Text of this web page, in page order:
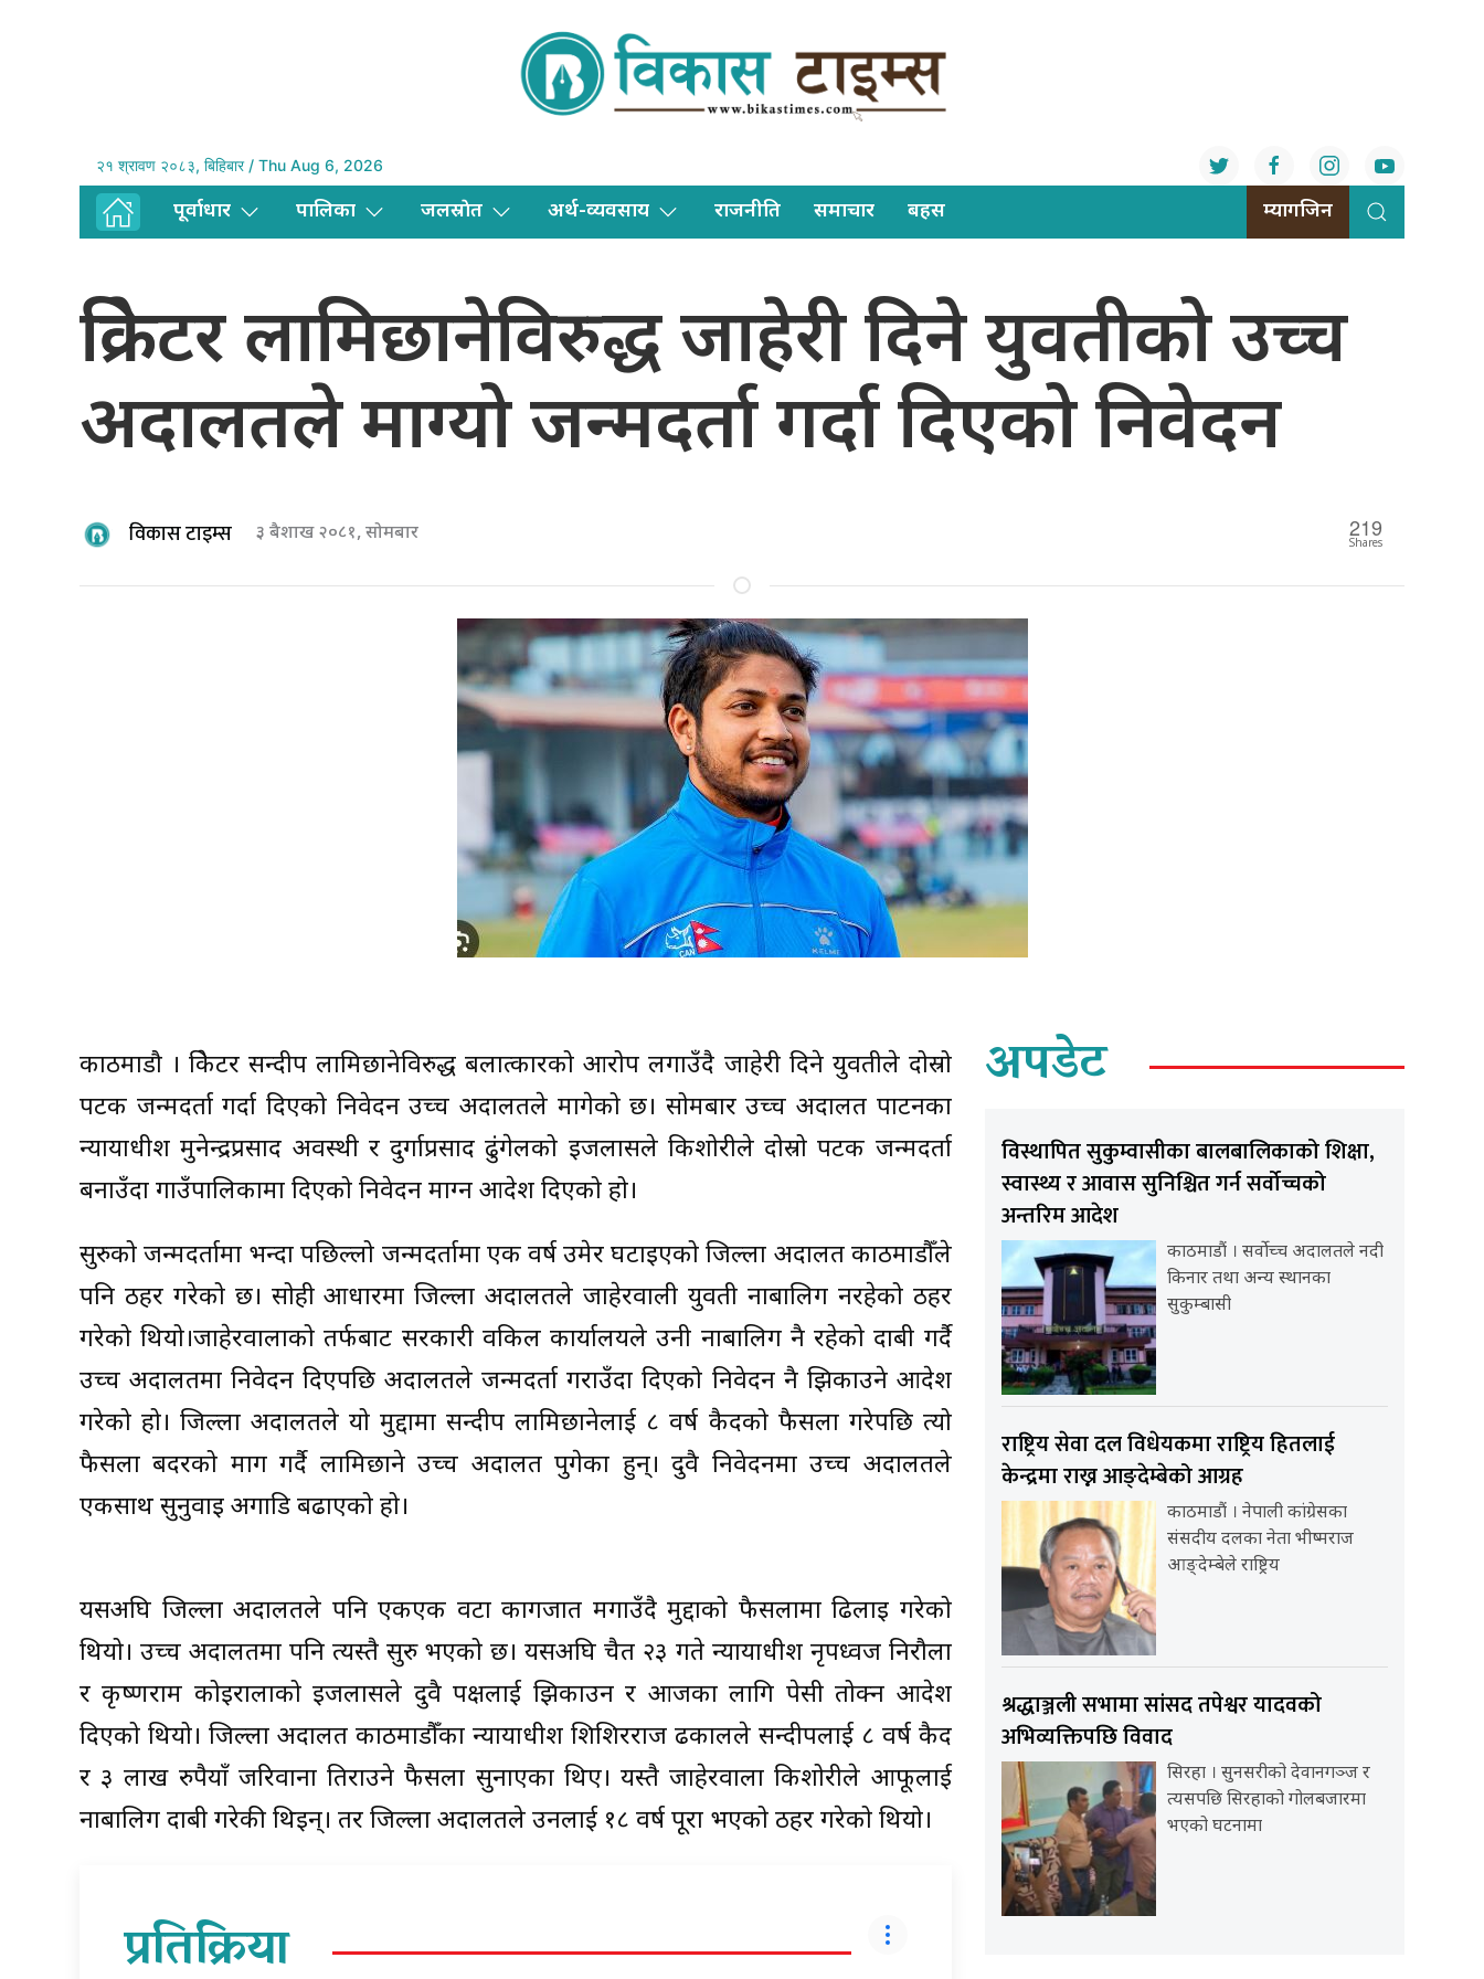
२१ श्रावण २०८३, बिहिबार / Thu Aug 6, 2026
पूर्वाधार पालिका जलस्राेत अर्थ-व्यवसाय राजनीति समाचार बहस म्यागजिन
क्रिकेटर लामिछानेविरुद्ध जाहेरी दिने युवतीको उच्च
अदालतले माग्यो जन्मदर्ता गर्दा दिएको निवेदन
विकास टाइम्स ३ बैशाख २०८१, सोमबार 219
Shares
काठमाडौ । क्रिकेटर सन्दीप लामिछानेविरुद्ध बलात्कारको आरोप लगाउँदै जाहेरी दिने युवतीले दोस्रो
पटक जन्मदर्ता गर्दा दिएको निवेदन उच्च अदालतले मागेको छ। सोमबार उच्च अदालत पाटनका
न्यायाधीश मुनेन्द्रप्रसाद अवस्थी र दुर्गाप्रसाद ढुंगेलको इजलासले किशोरीले दोस्रो पटक जन्मदर्ता
बनाउँदा गाउँपालिकामा दिएको निवेदन माग्न आदेश दिएको हो।
सुरुको जन्मदर्तामा भन्दा पछिल्लो जन्मदर्तामा एक वर्ष उमेर घटाइएको जिल्ला अदालत काठमाडौँले
पनि ठहर गरेको छ। सोही आधारमा जिल्ला अदालतले जाहेरवाली युवती नाबालिग नरहेको ठहर
गरेको थियो।जाहेरवालाको तर्फबाट सरकारी वकिल कार्यालयले उनी नाबालिग नै रहेको दाबी गर्दै
उच्च अदालतमा निवेदन दिएपछि अदालतले जन्मदर्ता गराउँदा दिएको निवेदन नै झिकाउने आदेश
गरेको हो। जिल्ला अदालतले यो मुद्दामा सन्दीप लामिछानेलाई ८ वर्ष कैदको फैसला गरेपछि त्यो
फैसला बदरको माग गर्दै लामिछाने उच्च अदालत पुगेका हुन्। दुवै निवेदनमा उच्च अदालतले
एकसाथ सुनुवाइ अगाडि बढाएको हो।
यसअघि जिल्ला अदालतले पनि एकएक वटा कागजात मगाउँदै मुद्दाको फैसलामा ढिलाइ गरेको
थियो। उच्च अदालतमा पनि त्यस्तै सुरु भएको छ। यसअघि चैत २३ गते न्यायाधीश नृपध्वज निरौला
र कृष्णराम कोइरालाको इजलासले दुवै पक्षलाई झिकाउन र आजका लागि पेसी तोक्न आदेश
दिएको थियो। जिल्ला अदालत काठमाडौँका न्यायाधीश शिशिरराज ढकालले सन्दीपलाई ८ वर्ष कैद
र ३ लाख रुपैयाँ जरिवाना तिराउने फैसला सुनाएका थिए। यस्तै जाहेरवाला किशोरीले आफूलाई
नाबालिग दाबी गरेकी थिइन्। तर जिल्ला अदालतले उनलाई १८ वर्ष पूरा भएको ठहर गरेको थियो।
प्रतिक्रिया
अपडेट
विस्थापित सुकुम्वासीका बालबालिकाको शिक्षा,
स्वास्थ्य र आवास सुनिश्चित गर्न सर्वोच्चको
अन्तरिम आदेश
काठमाडौं । सर्वोच्च अदालतले नदी
किनार तथा अन्य स्थानका
सुकुम्बासी
राष्ट्रिय सेवा दल विधेयकमा राष्ट्रिय हितलाई
केन्द्रमा राख्न आङ्देम्बेको आग्रह
काठमाडौं । नेपाली कांग्रेसका
संसदीय दलका नेता भीष्मराज
आङ्देम्बेले राष्ट्रिय
श्रद्धाञ्जली सभामा सांसद तपेश्वर यादवको
अभिव्यक्तिपछि विवाद
सिरहा । सुनसरीको देवानगञ्ज र
त्यसपछि सिरहाको गोलबजारमा
भएको घटनामा